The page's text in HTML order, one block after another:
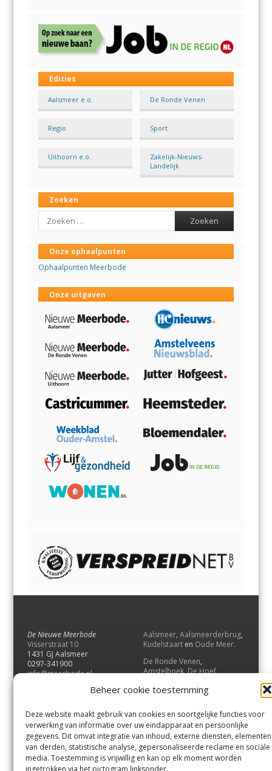
Beheer cookie toestemming
Deze website maakt gebruik van cookies en soortgelijke functies voor
verwerking van informatie over uw eindapparaat en persoonlijke
gegevens. Dit omvat integratie van inhoud, externe diensten, elementen
van derden, statistische analyse, gepersonaliseerde reclame en sociale
media. Toestemming is vrijwillig en kan op elk moment worden
ingetrokken via het pictogram linksonder.
Edities
Aalsmeer e.o. De Ronde Venen
Regio Sport
Uithoorn e.o.
Zakelijk-Nieuws-
Landelijk
Zoeken
Search
Onze ophaalpunten
Ophaalpunten Meerbode
Onze uitgaven
De Nieuwe Meerbode
Visserstraat 10
1431 GJ Aalsmeer
0297-341900
info@meerbode.nl
Aalsmeer, Aalsmeerderbrug,
Kudelstaart en Oude Meer.
De Ronde Venen,
Amstelhoek,De Hoef,
Vrouwenakker,Waverveen
UithoornenDe Kwakel.
Contact
Andere uitgaven